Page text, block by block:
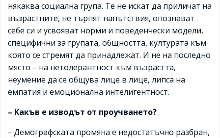
някаква социална група. Те не искат да приличат на
възрастните, не търпят напътствия, опознават
себе си и усвояват норми и поведенчески модели,
специфични за групата, общността, културата към
която се стремят да принадлежат. И не на последно
място – на нетолерантност към възрастта,
неумение да се общува лице в лице, липса на
емпатия и емоционална интелигентност.
– Какъв е изводът от проучването?
– Демографската промяна е недостатъчно разбран,